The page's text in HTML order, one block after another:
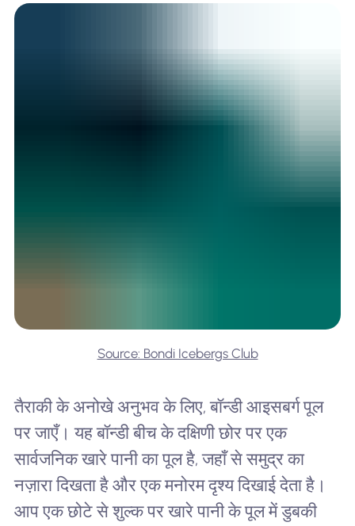
Source: Bondi Icebergs Club
तैराकी के अनोखे अनुभव के लिए, बॉन्डी आइसबर्ग पूल
पर जाएँ। यह बॉन्डी बीच के दक्षिणी छोर पर एक
सार्वजनिक खारे पानी का पूल है, जहाँ से समुद्र का
नज़ारा दिखता है और एक मनोरम दृश्य दिखाई देता है।
आप एक छोटे से शुल्क पर खारे पानी के पूल में डुबकी